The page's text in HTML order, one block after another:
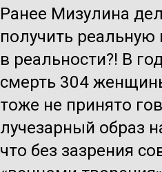
Ранее Мизулина
получить реальную
в реальности?! В
смерть 304
тоже не принято
лучезарный образ
что без зазрения